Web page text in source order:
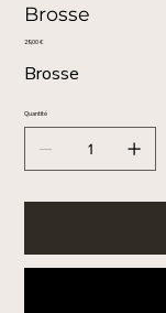
Brosse
Prix
29,00 €
Brosse
Quantité